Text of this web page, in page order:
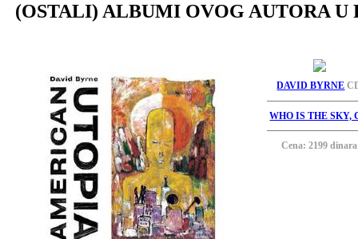
(OSTALI) ALBUMI OVOG AUTORA U
DAVID BYRNE
WHO IS THE SKY,
Cena: 2199 dinara